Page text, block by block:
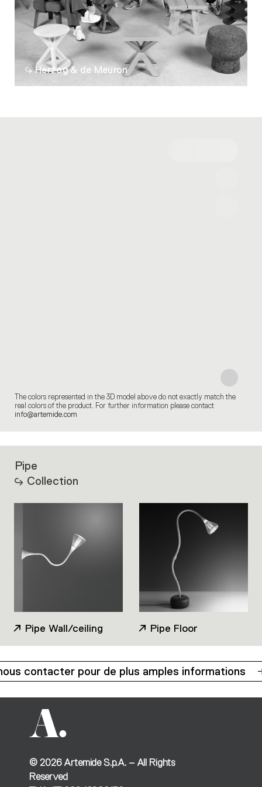
Herzog & de Meuron
The colors represented in the 3D model above do not exactly match the
real colors of the product. For further information please contact
info@artemide.com
Pipe
Collection
Pipe Wall/ceiling Pipe Floor
contacter pour de plus amples informations
© 2026Artemide S.p.A. – All Rights
Reserved